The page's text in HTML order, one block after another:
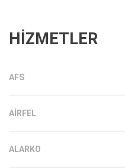
HİZMETLER
AFS
AIRFEL
ALARKO